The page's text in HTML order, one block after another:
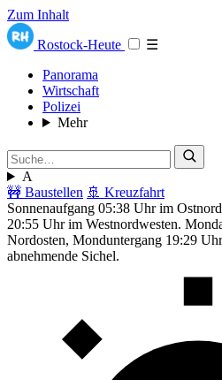
Zum Inhalt
Rostock-Heute
☰
Panorama
Wirtschaft
Polizei
Mehr
A
🚧 Baustellen 🚢 Kreuzfahrt
Sonnenaufgang 05:38 Uhr im
20:55 Uhr im Westnordwesten.
Nordosten, Monduntergang 19:29
abnehmende Sichel.